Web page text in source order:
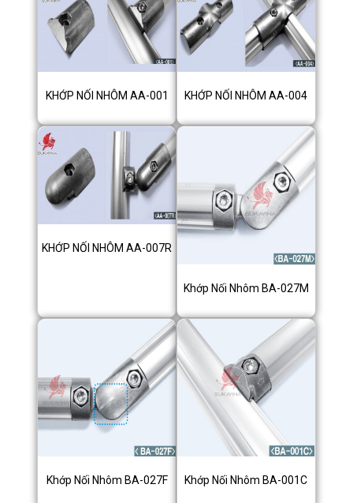
KHỚP NỐI NHÔM AA-001 KHỚP NỐI NHÔM AA-004
KHỚP NỐI NHÔM AA-007R
Khớp Nối Nhôm BA-027M
Khớp Nối Nhôm BA-027F Khớp Nối Nhôm BA-001C